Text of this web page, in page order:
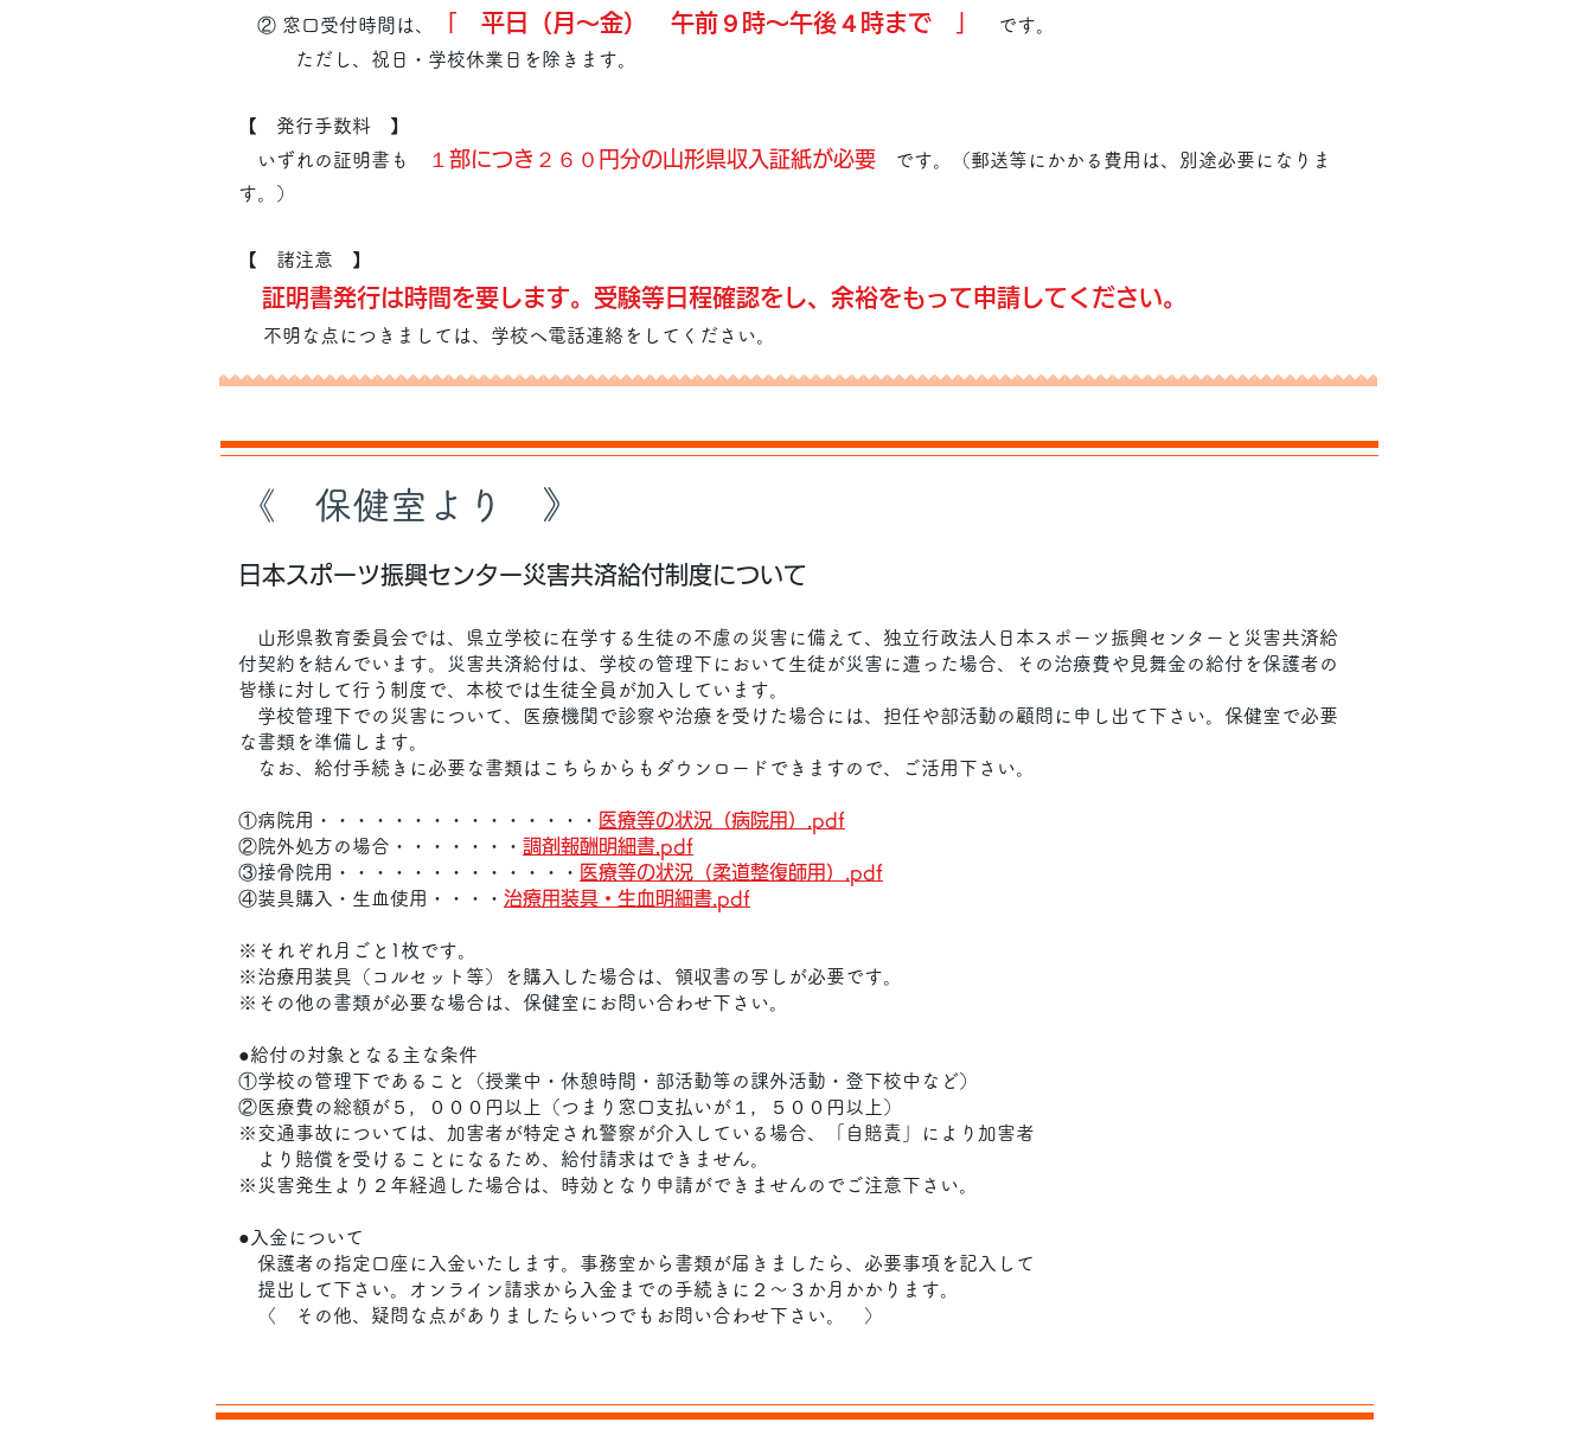
② 窓口受付時間は、
平日 （月～金） 午前９時～午後４時まで
です。
ただし、祝日・学校休業日を除きます。
【 発行手数料 】
いずれの証明書も
１部につき２６０円分の山形県収入証紙が必要 です。（郵送等にかかる費用は、別途必要になりま
す。）
【 諸注意 】
証明書発行は時間を要します。受験等日程確認をし、余裕をもって申請してください。
不明な点につきましては、学校へ電話連絡をしてください。
​《 保健室より 》
日本スポーツ振興センター災害共済給付制度について
山形県教育委員会では、県立学校に在学する生徒の不慮の災害に備えて、独立行政法人日本スポーツ振興センターと災害共済給
付契約を結んでいます。災害共済給付は、学校の管理下において生徒が災害に遭った場合、その治療費や見舞金の給付を保護者の
皆様に対して行う制度で、本校では生徒全員が加入しています。
学校管理下での災害について、医療機関で診察や治療を受けた場合には、担任や部活動の顧問に申し出て下さい。保健室で必要
な書類を準備します。
なお、給付手続きに必要な書類はこちらからもダウンロードできますので、ご活用下さい。
①病院用・・・・・・・・・・・・・・・ 医療等の状況 （病院用）.pdf
②院外処方の場合・・・・・・・ 調剤報酬明細書.pdf
③接骨院用・・・・・・・・・・・・・ 医療等の状況（柔道整復師用）.pdf
④装具購入・生血使用・・・・ 治療用装具・生血明細書.pdf
※それぞれ月ごと1枚です。
※治療用装具（コルセット等）を購入した場合は、領収書の写しが必要です。
※その他の書類が必要な場合は、保健室にお問い合わせ下さい。
●給付の対象となる主な条件
①学校の管理下であること（授業中・休憩時間・部活動等の課外活動・登下校中など）
②医療費の総額が５，０００円以上（つまり窓口支払いが１，５００円以上）
※交通事故については、加害者が特定され警察が介入している場合、「自賠責」により加害者
より賠償を受けることになるため、給付請求はできません。
※災害発生より２年経過した場合は、時効となり申請ができませんのでご注意下さい。
●入金について
保護者の指定口座に入金いたします。事務室から書類が届きましたら、必要事項を記入して
提出して下さい。オンライン請求から入金までの手続きに２～３か月かかります。
〈 その他、疑問な点がありましたらいつでもお問い合わせ下さい。 〉